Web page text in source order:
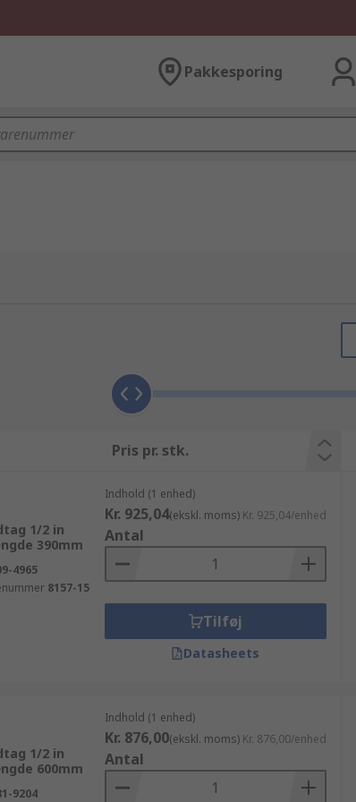
Pakkesporing
Pris pr. stk.
1/2 in
390mm
4965
8157-15
Indhold (1 enhed)
Kr. 925,04(ekskl. moms) Kr. 925,04/enhed
Antal
Tilføj
Datasheets
1/2 in
600mm
9204
Indhold (1 enhed)
Kr. 876,00(ekskl. moms) Kr. 876,00/enhed
Antal